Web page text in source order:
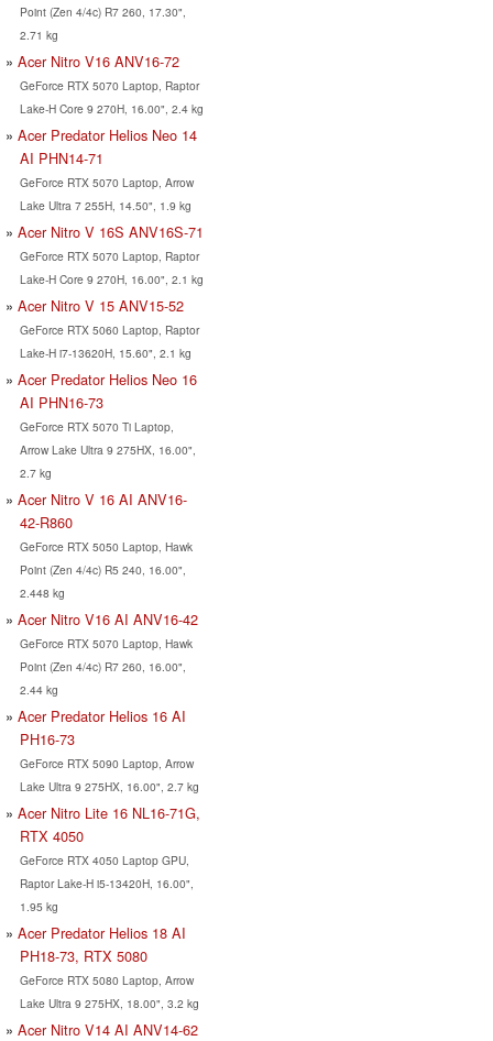
Point (Zen 4/4c) R7 260, 17.30",
2.71 kg
Acer Nitro V16 ANV16-72
GeForce RTX 5070 Laptop, Raptor
Lake-H Core 9 270H, 16.00", 2.4 kg
Acer Predator Helios Neo 14
AI PHN14-71
GeForce RTX 5070 Laptop, Arrow
Lake Ultra 7 255H, 14.50", 1.9 kg
Acer Nitro V 16S ANV16S-71
GeForce RTX 5070 Laptop, Raptor
Lake-H Core 9 270H, 16.00", 2.1 kg
Acer Nitro V 15 ANV15-52
GeForce RTX 5060 Laptop, Raptor
Lake-H i7-13620H, 15.60", 2.1 kg
Acer Predator Helios Neo 16
AI PHN16-73
GeForce RTX 5070 Ti Laptop,
Arrow Lake Ultra 9 275HX, 16.00",
2.7 kg
Acer Nitro V 16 AI ANV16-
42-R860
GeForce RTX 5050 Laptop, Hawk
Point (Zen 4/4c) R5 240, 16.00",
2.448 kg
Acer Nitro V16 AI ANV16-42
GeForce RTX 5070 Laptop, Hawk
Point (Zen 4/4c) R7 260, 16.00",
2.44 kg
Acer Predator Helios 16 AI
PH16-73
GeForce RTX 5090 Laptop, Arrow
Lake Ultra 9 275HX, 16.00", 2.7 kg
Acer Nitro Lite 16 NL16-71G,
RTX 4050
GeForce RTX 4050 Laptop GPU,
Raptor Lake-H i5-13420H, 16.00",
1.95 kg
Acer Predator Helios 18 AI
PH18-73, RTX 5080
GeForce RTX 5080 Laptop, Arrow
Lake Ultra 9 275HX, 18.00", 3.2 kg
Acer Nitro V14 AI ANV14-62